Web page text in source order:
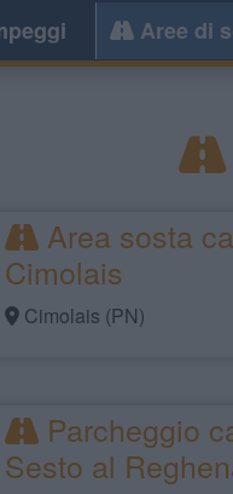
Aree di
Area sosta
Cimolais
Cimolais (PN)
Parcheggio
Sesto al